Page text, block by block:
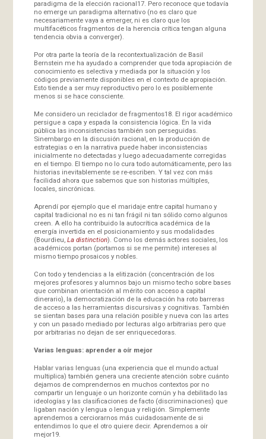
paradigma de la elección racional17. Pero reconoce que todavía
no emerge un paradigma alternativo (no es claro que
necesariamente vaya a emerger, ni es claro que los
multifacéticos fragmentos de la herencia crítica tengan alguna
tendencia obvia a converger).
Por otra parte la teoría de la recontextualización de Basil
Bernstein me ha ayudado a comprender que toda apropiación de
conocimiento es selectiva y mediada por la situación y los
códigos previamente disponibles en el contexto de apropiación.
Esto tiende a ser muy reproductivo pero lo es posiblemente
menos si se hace consciente.
Me considero un reciclador de fragmentos18. El rigor académico
persigue a capa y espada la consistencia lógica. En la vida
pública las inconsistencias también son perseguidas.
Sinembargo en la discusión racional, en la producción de
estrategias o en la narrativa puede haber inconsistencias
inicialmente no detectadas y luego adecuadamente corregidas
en el tiempo. El tiempo no lo cura todo automáticamente, pero las
historias inevitablemente se re-escriben. Y tal vez con más
facilidad ahora que sabemos que son historias múltiples,
locales, sincrónicas.
Aprendí por ejemplo que el maridaje entre capital humano y
capital tradicional no es ni tan frágil ni tan sólido como algunos
creen. A ello ha contribuido la autocrítica académica de la
energía invertida en el posicionamiento y sus modalidades
(Bourdieu, La distinction). Como los demás actores sociales, los
académicos portan (portamos si se me permite) intereses al
mismo tiempo prosaicos y nobles.
Con todo y tendencias a la elitización (concentración de los
mejores profesores y alumnos bajo un mismo techo sobre bases
que combinan orientación al mérito con acceso a capital
dinerario), la democratización de la educación ha roto barreras
de acceso a las herramientas discursivas y cognitivas. También
se sientan bases para una relación posible y nueva con las artes
y con un pasado mediado por lecturas algo arbitrarias pero que
por arbitrarias no dejan de ser enriquecedoras.
Varias lenguas: aprender a oír mejor
Hablar varias lenguas (una experiencia que el mundo actual
multiplica) también genera una creciente atención sobre cuánto
dejamos de comprendernos en muchos contextos por no
compartir un lenguaje o un horizonte común y ha debilitado las
ideologías y las clasificaciones de facto (discriminaciones) que
ligaban nación y lengua o lengua y religión. Simplemente
aprendemos a cerciorarnos más cuidadosamente de si
entendimos lo que el otro quiere decir. Aprendemos a oír
mejor19.